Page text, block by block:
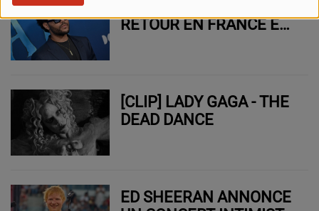
RETOUR EN FRANCE EN
[CLIP] LADY GAGA - THE
DEAD DANCE
ED SHEERAN ANNONCE